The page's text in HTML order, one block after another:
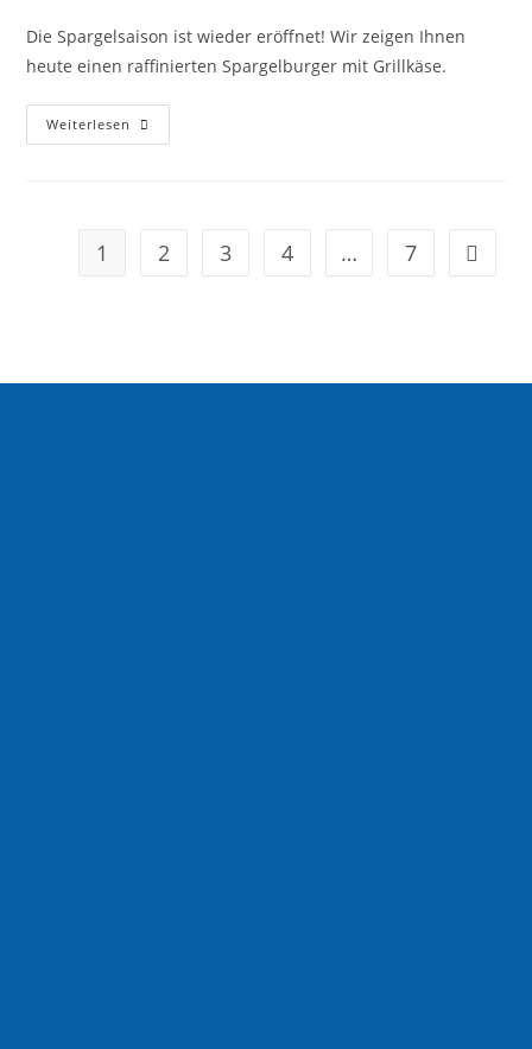
Die Spargelsaison ist wieder eröffnet! Wir zeigen Ihnen
heute einen raffinierten Spargelburger mit Grillkäse.
Weiterlesen
1 2 3 4 … 7